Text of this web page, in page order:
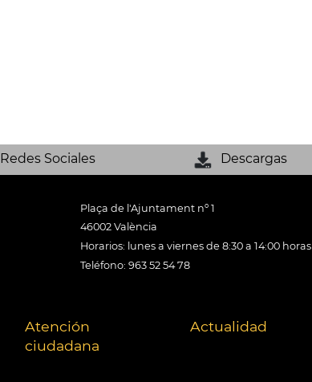
Redes Sociales Descargas
Plaça de l'Ajuntament nº 1
46002 València
Horarios: lunes a viernes de 8:30 a 14:00 horas
Teléfono: 963 52 54 78
Atención
ciudadana
Actualidad